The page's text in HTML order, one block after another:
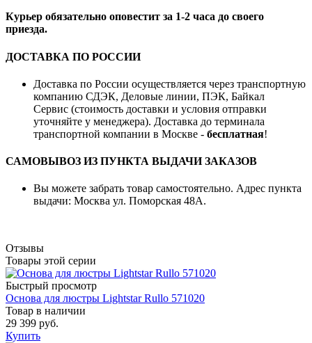
Курьер обязательно оповестит за 1-2 часа до своего
приезда.
ДОСТАВКА ПО РОССИИ
Доставка по России осуществляется через транспортную
компанию СДЭК, Деловые линии, ПЭК, Байкал
Сервис (стоимость доставки и условия отправки
уточняйте у менеджера). Доставка до терминала
транспортной компании в Москве - бесплатная!
САМОВЫВОЗ ИЗ ПУНКТА ВЫДАЧИ ЗАКАЗОВ
Вы можете забрать товар самостоятельно. Адрес пункта
выдачи: Москва ул. Поморская 48А.
Отзывы
Товары этой серии
Быстрый просмотр
Основа для люстры Lightstar Rullo 571020
Товар в наличии
29 399 руб.
Купить